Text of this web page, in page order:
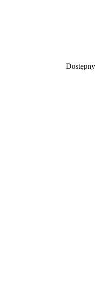
Dostępny